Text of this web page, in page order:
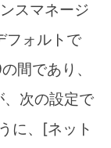
スマネージ
フォルトで
の間であり、
次の設定で
に、[ネット